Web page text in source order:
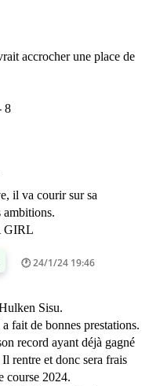
accrocher une place de
8
il va courir sur sa
ambitions.
GIRL
24/1/24 19:46
Sisu.
fait de bonnes prestations.
record ayant déjà gagné
rentre et donc sera frais
course 2024.